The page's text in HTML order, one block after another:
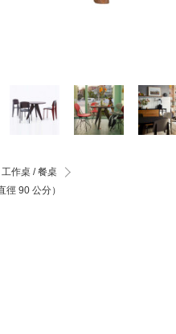
工作桌 / 餐桌
90 公分）